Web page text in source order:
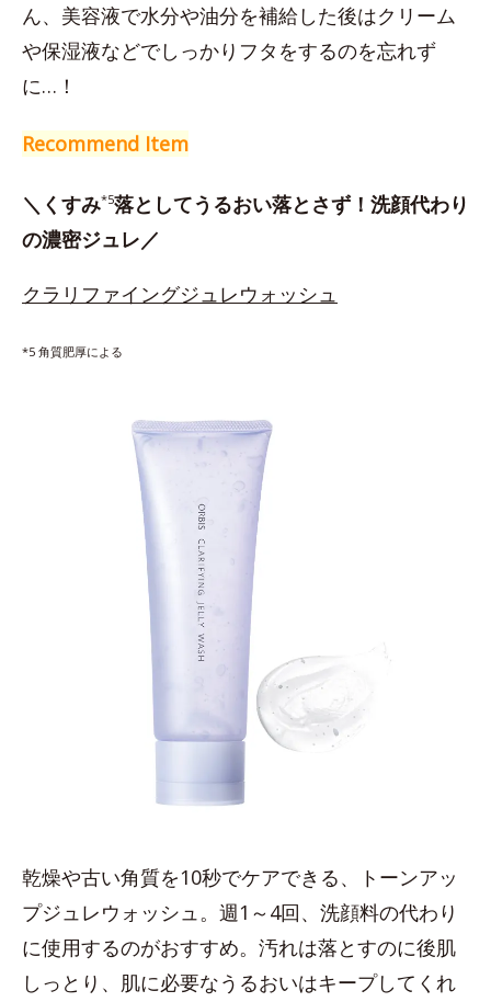
ん、美容液で水分や油分を補給した後はクリーム
や保湿液などでしっかりフタをするのを忘れず
に…！
Recommend Item
＼くすみ*5落としてうるおい落とさず！洗顔代わり
の濃密ジュレ／
クラリファイングジュレウォッシュ
*5 角質肥厚による
乾燥や古い角質を10秒でケアできる、トーンアッ
プジュレウォッシュ。週1～4回、洗顔料の代わり
に使用するのがおすすめ。汚れは落とすのに後肌
しっとり、肌に必要なうるおいはキープしてくれ